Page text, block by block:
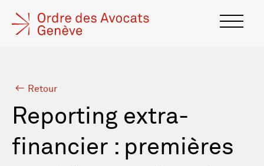
Retour
Reporting extra-
financier : premières